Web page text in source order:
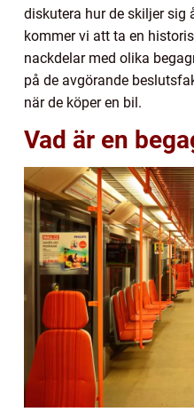
diskutera hur de skiljer sig
kommer vi att ta en
nackdelar med olika
på de avgörande
när de köper en bil.
Vad är en